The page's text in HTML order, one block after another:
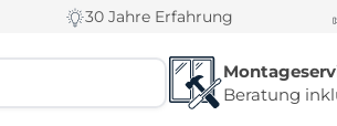
30 Jahre Erfahrung
Beratung